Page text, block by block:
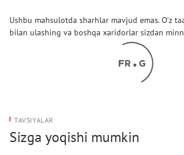
Ushbu mahsulotda sharhlar mavjud emas. O'z
bilan ulashing va boshqa xaridorlar sizdan
TAVSIYALAR
Sizga yoqishi mumkin